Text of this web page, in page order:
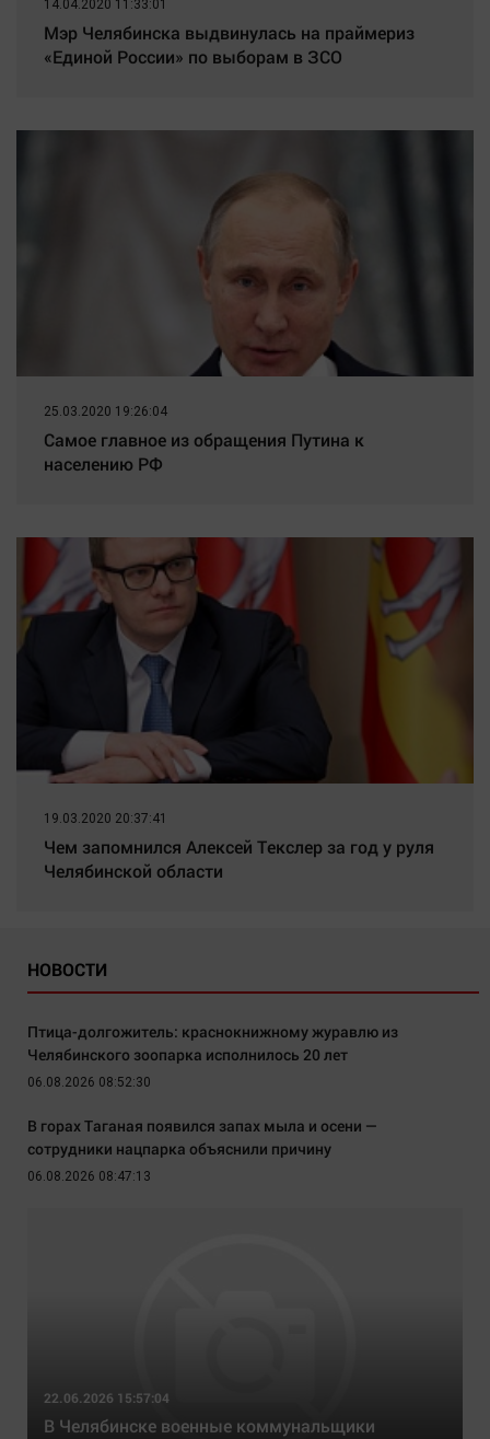
14.04.2020 11:33:01
Мэр Челябинска выдвинулась на праймериз
«Единой России» по выборам в ЗСО
25.03.2020 19:26:04
Самое главное из обращения Путина к
населению РФ
19.03.2020 20:37:41
Чем запомнился Алексей Текслер за год у руля
Челябинской области
НОВОСТИ
Птица-долгожитель: краснокнижному журавлю из
Челябинского зоопарка исполнилось 20 лет
06.08.2026 08:52:30
В горах Таганая появился запах мыла и осени —
сотрудники нацпарка объяснили причину
06.08.2026 08:47:13
22.06.2026 15:57:04
В Челябинске военные коммунальщики